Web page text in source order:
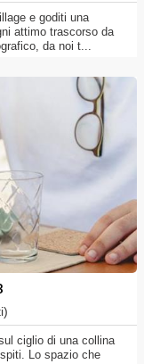
e goditi una
attimo trascorso da
da noi t...
ciglio di una collina
Lo spazio che